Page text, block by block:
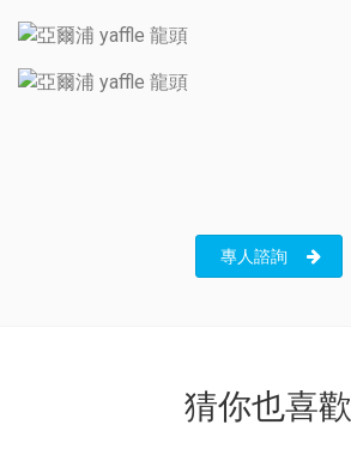
專人諮詢
猜你也喜歡